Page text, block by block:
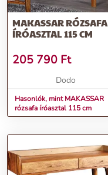
MAKASSAR RÓZSAFA
ÍRÓASZTAL 115 CM
205 790 Ft
Dodo
Hasonlók, mint MAKASSAR
rózsafa íróasztal 115 cm